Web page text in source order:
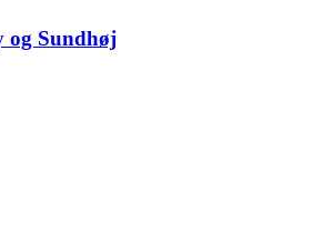
og Sundhøj